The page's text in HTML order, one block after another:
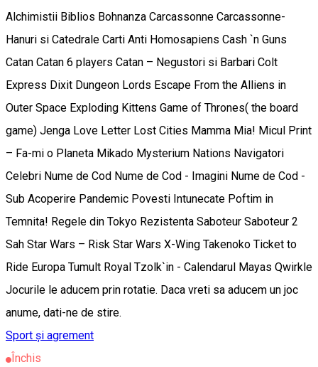
Alchimistii Biblios Bohnanza Carcassonne Carcassonne-
Hanuri si Catedrale Carti Anti Homosapiens Cash `n Guns
Catan Catan 6 players Catan – Negustori si Barbari Colt
Express Dixit Dungeon Lords Escape From the Alliens in
Outer Space Exploding Kittens Game of Thrones( the board
game) Jenga Love Letter Lost Cities Mamma Mia! Micul Print
– Fa-mi o Planeta Mikado Mysterium Nations Navigatori
Celebri Nume de Cod Nume de Cod - Imagini Nume de Cod -
Sub Acoperire Pandemic Povesti Intunecate Poftim in
Temnita! Regele din Tokyo Rezistenta Saboteur Saboteur 2
Sah Star Wars – Risk Star Wars X-Wing Takenoko Ticket to
Ride Europa Tumult Royal Tzolk`in - Calendarul Mayas Qwirkle
Jocurile le aducem prin rotatie. Daca vreti sa aducem un joc
anume, dati-ne de stire.
Sport și agrement
Închis